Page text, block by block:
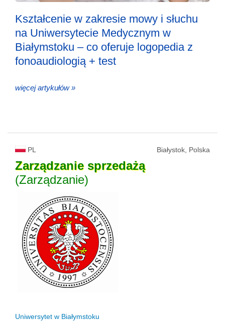
Kształcenie w zakresie mowy i słuchu
na Uniwersytecie Medycznym w
Białymstoku – co oferuje logopedia z
fonoaudiologią + test
więcej artykułów »
PL Białystok, Polska
Zarządzanie sprzedażą
(Zarządzanie)
Uniwersytet w Białymstoku